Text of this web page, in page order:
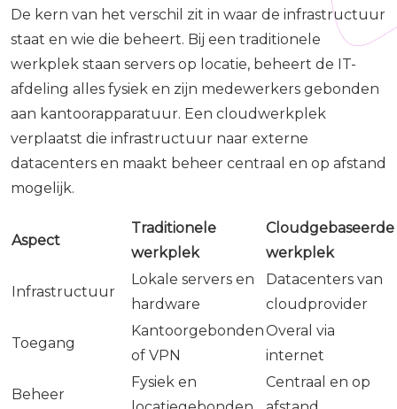
De kern van het verschil zit in waar de infrastructuur
staat en wie die beheert. Bij een traditionele
werkplek staan servers op locatie, beheert de IT-
afdeling alles fysiek en zijn medewerkers gebonden
aan kantoorapparatuur. Een cloudwerkplek
verplaatst die infrastructuur naar externe
datacenters en maakt beheer centraal en op afstand
mogelijk.
Aspect
Traditionele
werkplek
Cloudgebaseerde
werkplek
Infrastructuur
Lokale servers en
hardware
Datacenters van
cloudprovider
Toegang
Kantoorgebonden
of VPN
Overal via
internet
Beheer
Fysiek en
Centraal en op